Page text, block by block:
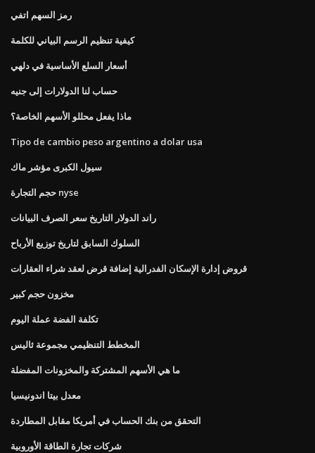
رمز السهم اتفي
كيفية تنظيم الرسم البياني للكلمة
أسعار السلع الأساسية في دلهي
حساب لنا الدولارات إلى جنيه
ماذا يفعل محللو الأسهم الخاصة؟
Tipo de cambio peso argentino a dolar usa
سيول الكبرى مؤشر ماك
حجم التجارة nyse
راند الدولار التاريخ سعر الصرف البيانات
السلوك السابق لتاريخ توزيع الأرباح
قروض إدارة الإسكان الفدرالية إضافة قرض لعقد شراء العقارات
مخزون حجم كبير
تكلفة الفضة عملة اليوم
المخطط التنظيمي مجموعة ثاليس
ما هي الأسهم المشتركة والمخزونات المفضلة
معدل بيتا اندونيسيا
التحقق من بنك الحساب في أمريكا مقابل المطاردة
شركات تجارة الطاقة الأوروبية